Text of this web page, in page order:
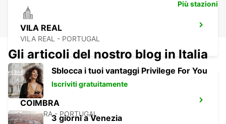
VILA REAL
VILA REAL - PORTUGAL
COIMBRA
COIMBRA - PORTUGAL
Più stazioni
Gli articoli del nostro blog in Italia
Sblocca i tuoi vantaggi Privilege For You
Iscriviti gratuitamente
3 giorni a Venezia